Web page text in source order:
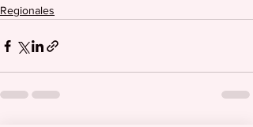
Regionales